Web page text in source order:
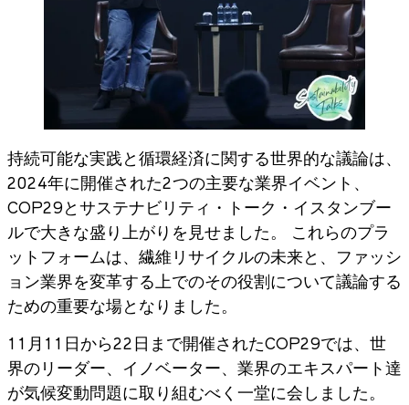
持続可能な実践と循環経済に関する世界的な議論は、
2024年に開催された2つの主要な業界イベント、
COP29とサステナビリティ・トーク・イスタンブー
ルで大きな盛り上がりを見せました。 これらのプラ
ットフォームは、繊維リサイクルの未来と、ファッシ
ョン業界を変革する上でのその役割について議論する
ための重要な場となりました。
11月11日から22日まで開催されたCOP29では、世
界のリーダー、イノベーター、業界のエキスパート達
が気候変動問題に取り組むべく一堂に会しました。